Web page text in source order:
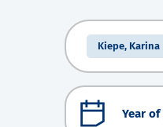
Kiepe, Karina
Year